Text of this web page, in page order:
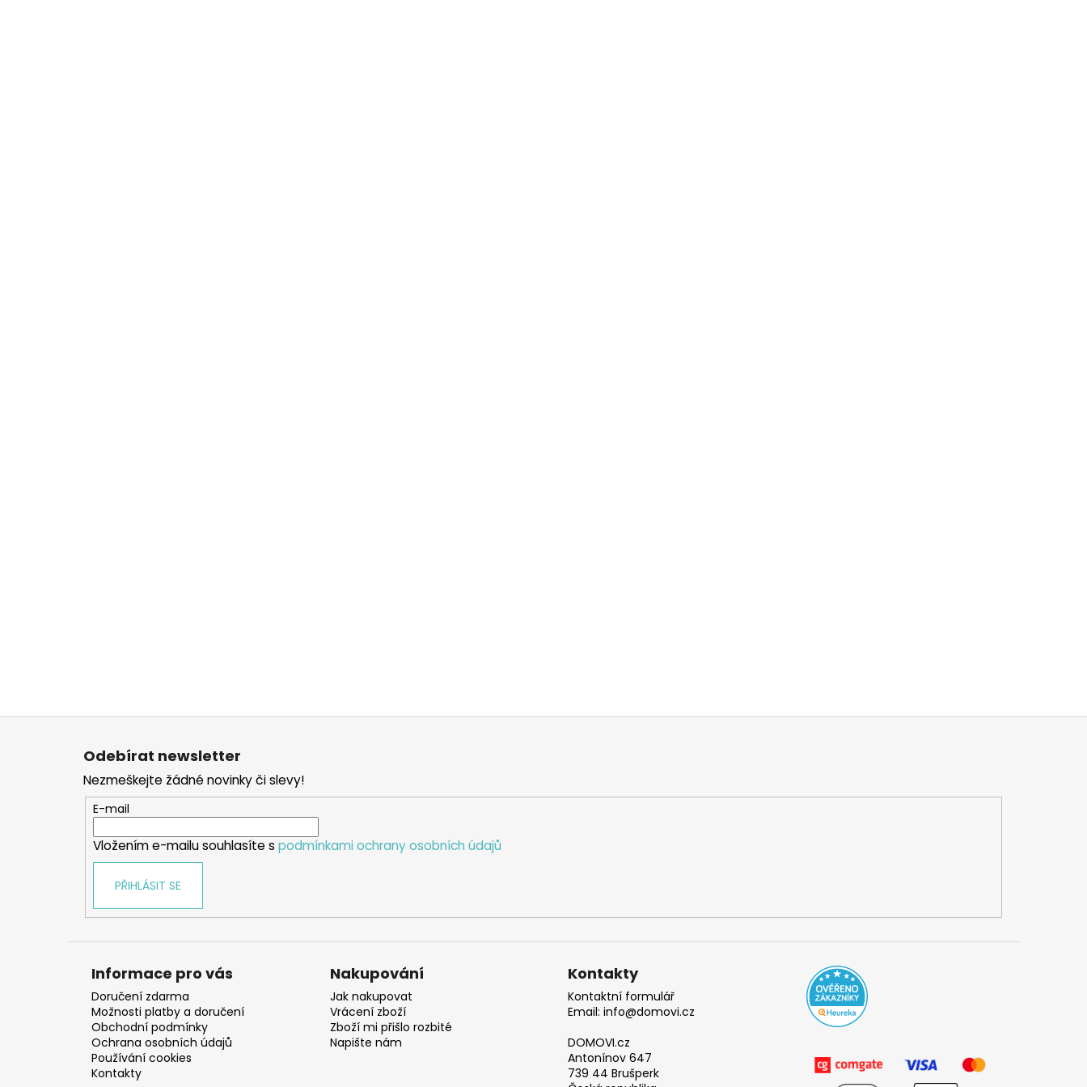
Z
Odebírat newsletter
Nezmeškejte žádné novinky či slevy!
E-mail
Vložením e-mailu souhlasíte s podmínkami ochrany osobních údajů
PŘIHLÁSIT SE
Informace pro vás
Doručení zdarma
Možnosti platby a doručení
Obchodní podmínky
Ochrana osobních údajů
Používání cookies
Kontakty
Nakupování
Jak nakupovat
Vrácení zboží
Zboží mi přišlo rozbité
Napište nám
Kontakty
Kontaktní formulář
Email: info@domovi.cz
DOMOVI.cz
Antonínov 647
739 44 Brušperk